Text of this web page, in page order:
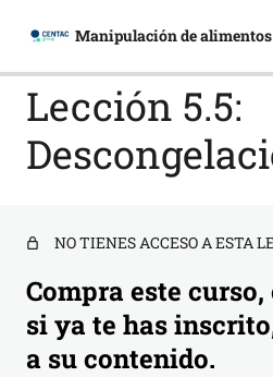
Lección 5.5:
NO TIENES ACCESO A ESTA
Compra este
si ya te has
a su contenido.
Módulo 1.
manipulación de los
7 lecciones, 1 cuestionario
seguridad alimentaria
5 lecciones, 1 cuestionario
Módulo 3. Peligros